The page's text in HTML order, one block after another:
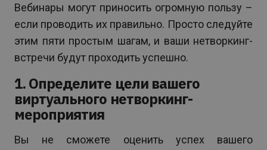
Вебинары могут приносить огромную пользу –
если проводить их правильно. Просто следуйте
этим пяти простым шагам, и ваши нетворкинг-
встречи будут проходить успешно.
1. Определите цели вашего
виртуального нетворкинг-
мероприятия
Вы не сможете оценить успех вашего